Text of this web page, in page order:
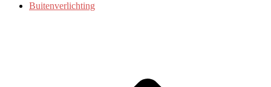
Buitenverlichting